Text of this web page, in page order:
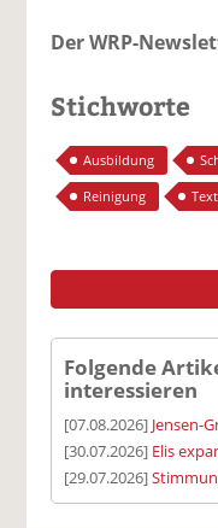
Der WRP-
Stichworte
Ausbildung
Reinigung
Folgende
interessieren
[07.08.2026] Jensen-
[30.07.2026] Elis
[29.07.2026]